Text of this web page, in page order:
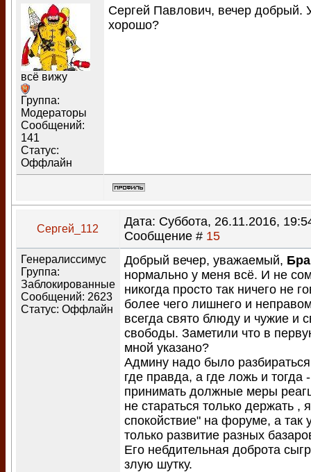
всё вижу
Группа:
Модераторы
Сообщений:
141
Статус:
Оффлайн
Сергей Павлович, вечер добрый.
хорошо?
Сергей_112
Дата: Суббота, 26.11.2016,
Сообщение # 15
Генералиссимус
Группа:
Заблокированные
Сообщений: 2623
Статус: Оффлайн
Добрый вечер, уважаемый,
нормально у меня всё. И не
никогда просто так ничего не
более чего лишнего и
всегда свято блюду и чужие и
свободы. Заметили что в
мной указано?
Админу надо было
где правда, а где ложь и
принимать должные меры
не стараться только держать ,
спокойствие" на форуме, а так
только развитие разных
Его небдительная доброта
злую шутку.